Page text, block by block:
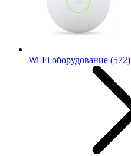
Wi-Fi оборудование (572)